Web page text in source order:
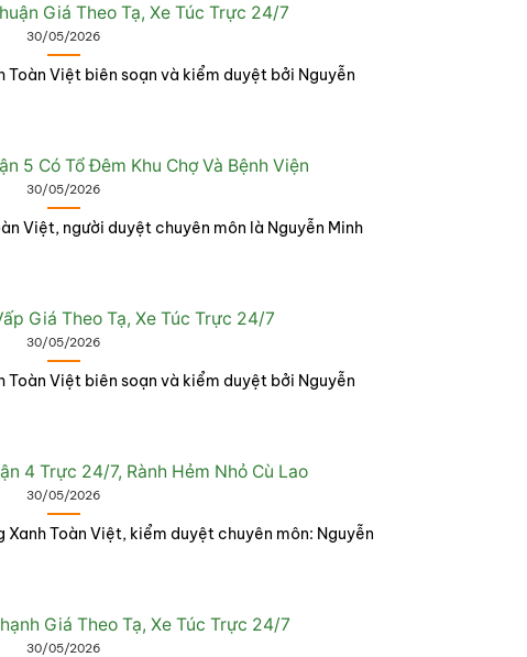
Giá Theo Tạ, Xe Túc Trực 24/7
30/05/2026
Toàn Việt biên soạn và kiểm duyệt bởi Nguyễn
5 Có Tổ Đêm Khu Chợ Và Bệnh Viện
30/05/2026
Việt, người duyệt chuyên môn là Nguyễn Minh
Giá Theo Tạ, Xe Túc Trực 24/7
30/05/2026
Toàn Việt biên soạn và kiểm duyệt bởi Nguyễn
4 Trực 24/7, Rành Hẻm Nhỏ Cù Lao
30/05/2026
Xanh Toàn Việt, kiểm duyệt chuyên môn: Nguyễn
Giá Theo Tạ, Xe Túc Trực 24/7
30/05/2026